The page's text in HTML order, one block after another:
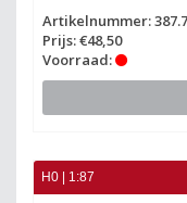
Artikelnummer:
Prijs: €48,50
Voorraad:
H0 | 1:87